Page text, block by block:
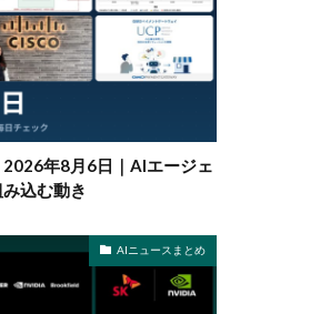
2026年8月6日｜AIエージェ
込む動き
AIニュースまとめ